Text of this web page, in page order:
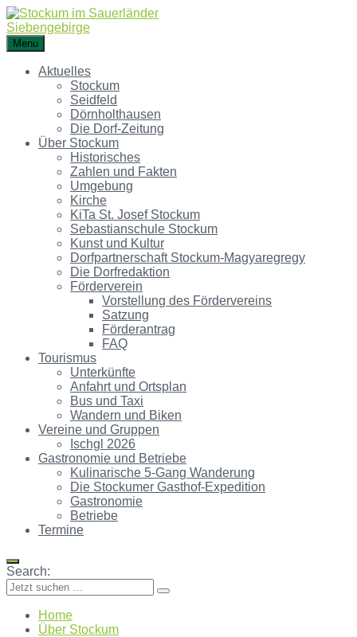
Menu
Aktuelles
Stockum
Seidfeld
Dörnholthausen
Die Dorf-Zeitung
Über Stockum
Historisches
Zahlen und Fakten
Umgebung
Kirche
KiTa St. Josef Stockum
Sebastianschule Stockum
Kunst und Kultur
Dorfpartnerschaft Stockum-Magyaregregy
Die Dorfredaktion
Förderverein
Vorstellung des Fördervereins
Satzung
Förderantrag
FAQ
Tourismus
Unterkünfte
Anfahrt und Ortsplan
Bus und Taxi
Wandern und Biken
Vereine und Gruppen
Ischgl 2026
Gastronomie und Betriebe
Kulinarische 5-Gang Wanderung
Die Stockumer Gasthof-Expedition
Gastronomie
Betriebe
Termine
Search:
Home
Über Stockum